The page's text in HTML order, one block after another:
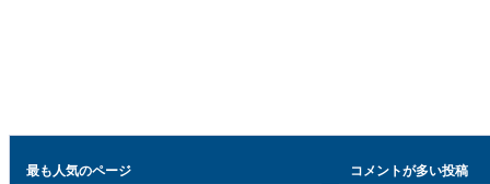
最も人気のページ コメントが多い投稿